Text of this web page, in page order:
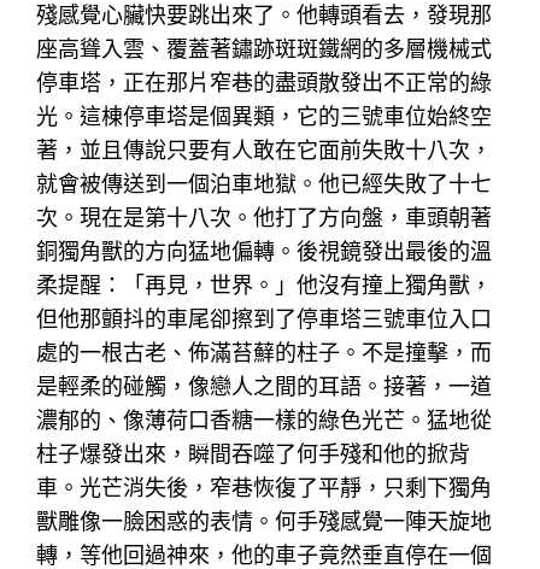
殘感覺心臟快要跳出來了。他轉頭看去，發現那
座高聳入雲、覆蓋著鏽跡斑斑鐵網的多層機械式
停車塔，正在那片窄巷的盡頭散發出不正常的綠
光。這棟停車塔是個異類，它的三號車位始終空
著，並且傳說只要有人敢在它面前失敗十八次，
就會被傳送到一個泊車地獄。他已經失敗了十七
次。現在是第十八次。他打了方向盤，車頭朝著
銅獨角獸的方向猛地偏轉。後視鏡發出最後的溫
柔提醒：「再見，世界。」他沒有撞上獨角獸，
但他那顫抖的車尾卻擦到了停車塔三號車位入口
處的一根古老、佈滿苔蘚的柱子。不是撞擊，而
是輕柔的碰觸，像戀人之間的耳語。接著，一道
濃郁的、像薄荷口香糖一樣的綠色光芒。猛地從
柱子爆發出來，瞬間吞噬了何手殘和他的掀背
車。光芒消失後，窄巷恢復了平靜，只剩下獨角
獸雕像一臉困惑的表情。何手殘感覺一陣天旋地
轉，等他回過神來，他的車子竟然垂直停在一個